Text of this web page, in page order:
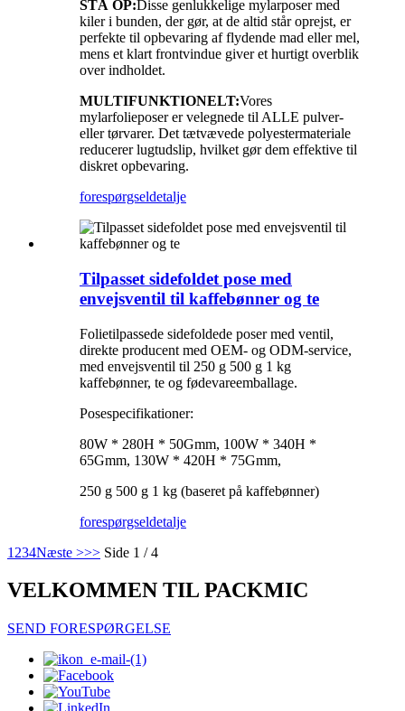
STÅ OP:Disse genlukkelige mylarposer med
kiler i bunden, der gør, at de altid står oprejst, er
perfekte til opbevaring af flydende mad eller mel,
mens et klart frontvindue giver et hurtigt overblik
over indholdet.
MULTIFUNKTIONELT:Vores
mylarfolieposer er velegnede til ALLE pulver-
eller tørvarer. Det tætvævede polyestermateriale
reducerer lugtudslip, hvilket gør dem effektive til
diskret opbevaring.
forespørgseldetalje
Tilpasset sidefoldet pose med
envejsventil til kaffebønner og te
Folietilpassede sidefoldede poser med ventil,
direkte producent med OEM- og ODM-service,
med envejsventil til 250 g 500 g 1 kg
kaffebønner, te og fødevareemballage.
Posespecifikationer:
80W * 280H * 50Gmm, 100W * 340H *
65Gmm, 130W * 420H * 75Gmm,
250 g 500 g 1 kg (baseret på kaffebønner)
forespørgseldetalje
1 234Næste >>> Side 1 / 4
VELKOMMEN TIL PACKMIC
SEND FORESPØRGELSE